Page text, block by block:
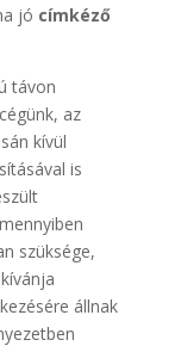
jó címkéző
távon
az
kívül
is
szüksége,
állnak